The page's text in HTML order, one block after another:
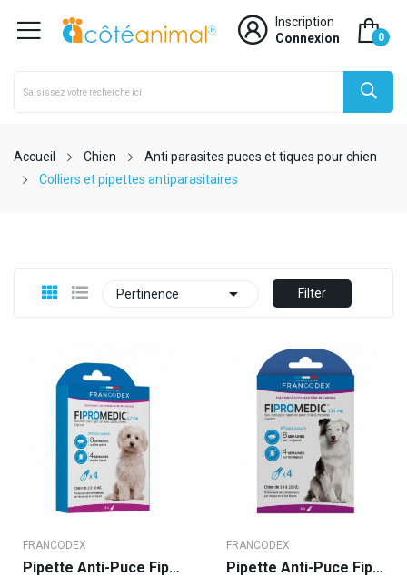
Inscription
Connexion
0
Accueil Chien
Anti parasites puces et tiques pour chien
Colliers et pipettes antiparasitaires
Pertinence  Filter
FRANCODEX
Pipette Anti-Puce Fipromedic 67 Mg - 2-10 Kg
FRANCODEX
Pipette Anti-Puce Fipromedic 134 Mg - 10-20 Kg